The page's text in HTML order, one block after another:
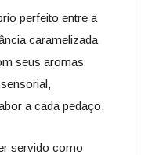
perfeito entre a
caramelizada
seus aromas
a cada pedaço.
servido como